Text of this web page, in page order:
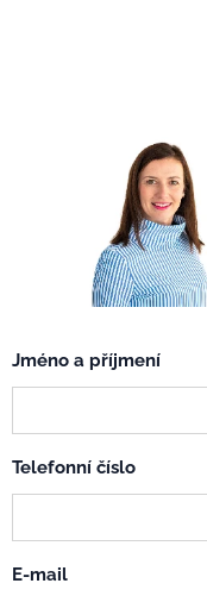
Jméno a příjmení
Telefonní číslo
E-mail